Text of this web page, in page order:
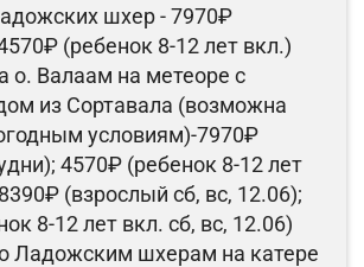
шхер - 7970₽
(ребенок 8-12 лет вкл.)
о. Валаам на метеоре с
из Сортавала (возможна
условиям)-7970₽
4570₽ (ребенок 8-12 лет
(взрослый сб, вс, 12.06);
8-12 лет вкл. сб, вс, 12.06)
Ладожским шхерам на катере